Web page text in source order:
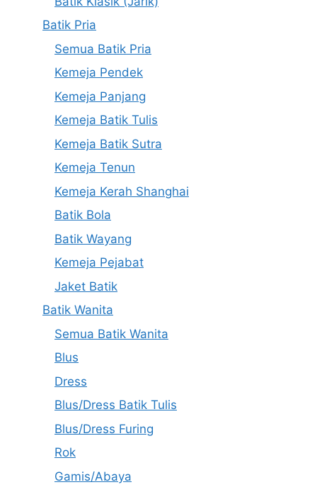
Batik Pria
Semua Batik Pria
Kemeja Pendek
Kemeja Panjang
Kemeja Batik Tulis
Kemeja Batik Sutra
Kemeja Tenun
Kemeja Kerah Shanghai
Batik Bola
Batik Wayang
Kemeja Pejabat
Jaket Batik
Batik Wanita
Semua Batik Wanita
Blus
Dress
Blus/Dress Batik Tulis
Blus/Dress Furing
Rok
Gamis/Abaya